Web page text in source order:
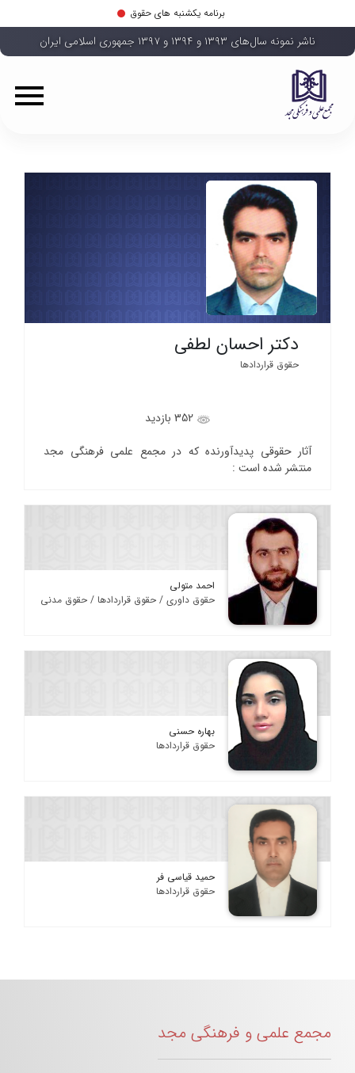
برنامه یکشنبه های حقوق
ناشر نمونه سال‌های ۱۳۹۳ و ۱۳۹۴ و ۱۳۹۷ جمهوری اسلامی ایران
دکتر احسان لطفی
حقوق قراردادها
352 بازدید
آثار حقوقی پدیدآورنده که در مجمع علمی فرهنگی مجد
منتشر شده است :
احمد متولی
حقوق داوری / حقوق قراردادها / حقوق مدنی
بهاره حسنی
حقوق قراردادها
حمید قیاسی فر
حقوق قراردادها
مجمع علمی و فرهنگی مجد